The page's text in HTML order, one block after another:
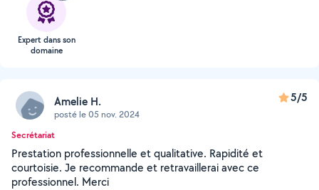
Expert dans son
domaine
Amelie H.
posté le 05 nov. 2024
5/5
Secrétariat
Prestation professionnelle et qualitative. Rapidité et
courtoisie. Je recommande et retravaillerai avec ce
professionnel. Merci